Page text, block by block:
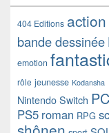
404 Editions action
bande dessinée
emotion
rôle jeunesse Kodansha
Nintendo Switch PC
PS5 roman RPG